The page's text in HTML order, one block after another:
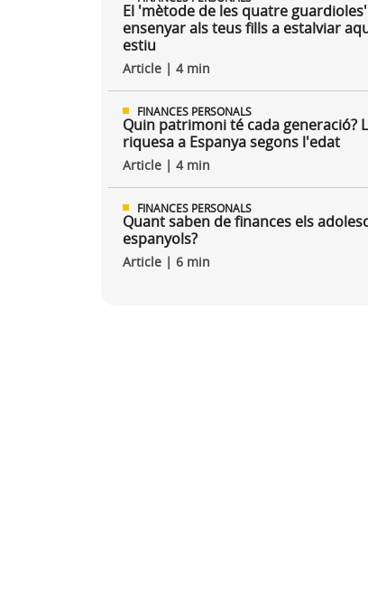
El 'mètode de les quatre
ensenyar als teus fills a estalviar
estiu
Article | 4 min
FINANCES PERSONALS
Quin patrimoni té cada generació?
riquesa a Espanya segons l'edat
Article | 4 min
FINANCES PERSONALS
Quant saben de finances els
espanyols?
Article | 6 min